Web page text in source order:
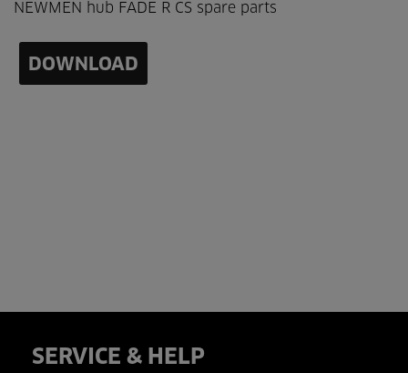
NEWMEN hub FADE R CS spare parts
DOWNLOAD
SERVICE & HELP